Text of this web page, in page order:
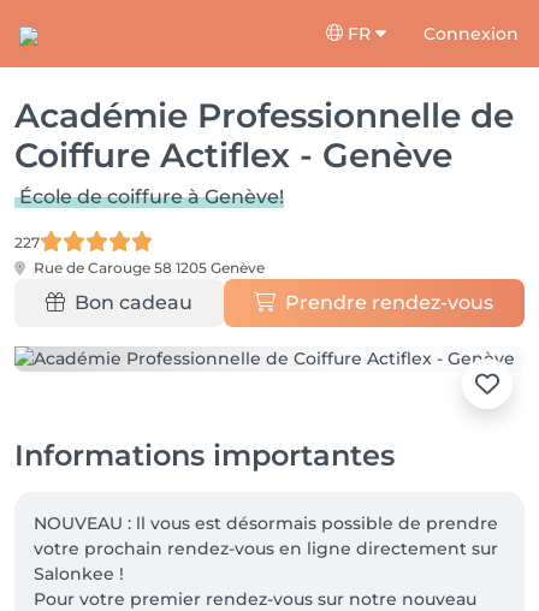
FR Connexion
Académie Professionnelle de
Coiffure Actiflex - Genève
École de coiffure à Genève!
227
Rue de Carouge 58 1205 Genève
Bon cadeau Prendre rendez-vous
Informations importantes
NOUVEAU : ll vous est désormais possible de prendre
votre prochain rendez-vous en ligne directement sur
Salonkee !
Pour votre premier rendez-vous sur notre nouveau